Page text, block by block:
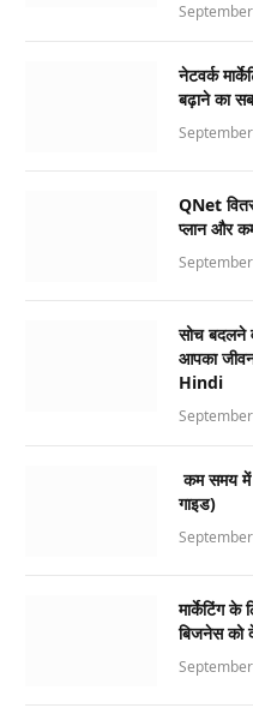
नेटवर्क
बढ़ाने का
QNet
प्लान और
सोच बदलने
आपका
Hindi
कम समय में
गाइड)
मार्केटिंग
बिजनेस को